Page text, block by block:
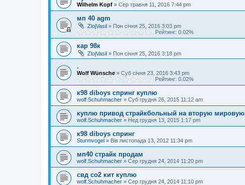
Wilhelm Kopf » Сер травня 11, 2016 7:44 pm
мп 40 agm
ZlojVasil » Пон січня 25, 2016 3:03 pm
Рейтинг: 0.02%
кар 98к
ZlojVasil » Пон січня 25, 2016 3:18 pm
.
Wolf Wünsche » Суб січня 23, 2016 3:43 pm
Рейтинг: 0.02%
к98 diboys спринг куплю
wolf.Schuhmacher » Суб грудня 26, 2015 11:12 am
куплю привод страйкбольный на вторую мировую
wolf.Schuhmacher » Нед грудня 13, 2015 1:17 pm
к98 diboys спринг
Sturmvogel » Вів листопада 13, 2012 11:34 pm
мп40 страйк продам
wolf.Schuhmacher » Сер грудня 24, 2014 11:20 pm
свд со2 кит куплю
wolf.Schuhmacher » Сер грудня 24, 2014 11:10 pm